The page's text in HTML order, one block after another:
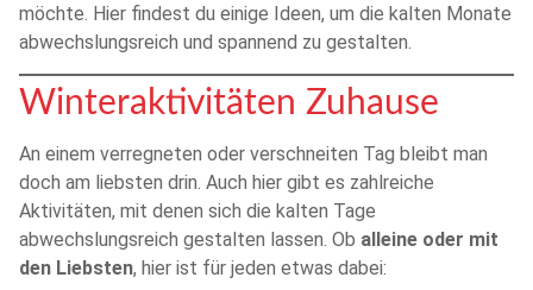
möchte. Hier findest du einige Ideen, um die kalten Monate
abwechslungsreich und spannend zu gestalten.
Winteraktivitäten Zuhause
An einem verregneten oder verschneiten Tag bleibt man
doch am liebsten drin. Auch hier gibt es zahlreiche
Aktivitäten, mit denen sich die kalten Tage
abwechslungsreich gestalten lassen. Ob alleine oder mit
den Liebsten, hier ist für jeden etwas dabei: